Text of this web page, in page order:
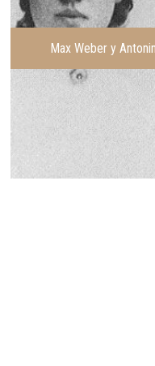
Max Weber y